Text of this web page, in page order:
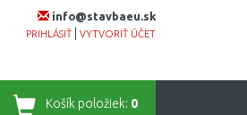
info@stavbaeu.sk
PRIHLÁSIŤ VYTVORIŤ ÚČET
Košík položiek: 0